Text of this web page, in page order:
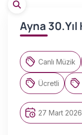
Ayna
Canlı Müzik
Ücretli
27 Mart